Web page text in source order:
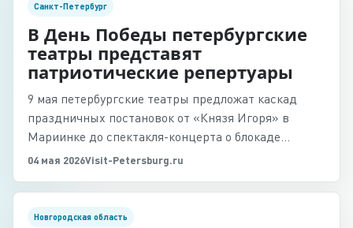
Санкт-Петербург
В День Победы петербургские
театры представят
патриотические репертуары
9 мая петербургские театры предложат каскад
праздничных постановок от «Князя Игоря» в
Мариинке до спектакля-концерта о блокаде
Ленинграда.
04 мая 2026Visit-Petersburg.ru
Новгородская область